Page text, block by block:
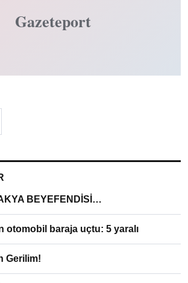
Gazeteport
BEYEFENDİSİ…
otomobil baraja uçtu: 5 yaralı
Gerilim!